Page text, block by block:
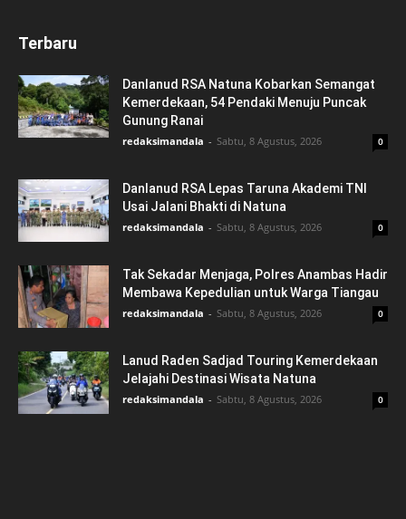
Terbaru
Danlanud RSA Natuna Kobarkan Semangat
Kemerdekaan, 54 Pendaki Menuju Puncak
Gunung Ranai
redaksimandala - Sabtu, 8 Agustus, 2026 0
Danlanud RSA Lepas Taruna Akademi TNI
Usai Jalani Bhakti di Natuna
redaksimandala - Sabtu, 8 Agustus, 2026 0
Tak Sekadar Menjaga, Polres Anambas Hadir
Membawa Kepedulian untuk Warga Tiangau
redaksimandala - Sabtu, 8 Agustus, 2026 0
Lanud Raden Sadjad Touring Kemerdekaan
Jelajahi Destinasi Wisata Natuna
redaksimandala - Sabtu, 8 Agustus, 2026 0